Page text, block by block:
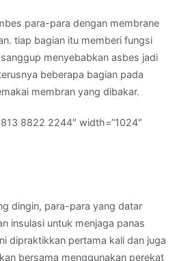
para-para dengan membrane
tiap bagian itu memberi fungsi
menyebabkan asbes jadi
beberapa bagian pada
membran yang dibakar.
8822 2244″ width=”1024″
dingin, para-para yang datar
insulasi untuk menjaga panas
dipraktikkan pertama kali dan juga
bersama menggunakan perekat